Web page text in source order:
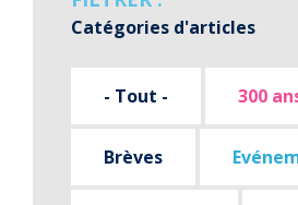
Catégories d'articles
- Tout - 300
Brèves